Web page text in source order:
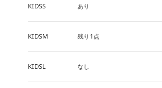
KIDSS あり
KIDSM 残り1点
KIDSL なし